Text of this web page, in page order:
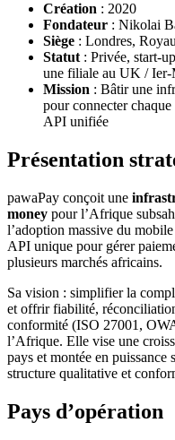
Création : 2020
Fondateur : Nikolai
Siège : Londres,
Statut : Privée, start-
une filiale au UK /
Mission : Bâtir une
pour connecter
API unifiée
Présentation
pawaPay conçoit une
money pour l’Afrique
l’adoption massive du
API unique pour gérer
plusieurs marchés africains.
Sa vision : simplifier la
et offrir fiabilité,
conformité (ISO 27001,
l’Afrique. Elle vise une
pays et montée en
structure qualitative et
Pays d’opération